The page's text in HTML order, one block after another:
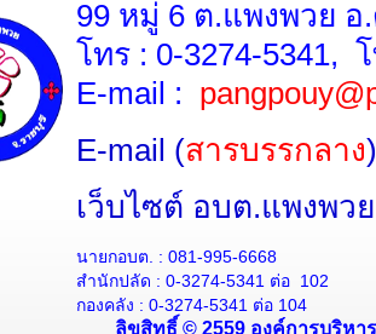
99 หมู่ 6 ต.แพงพวย
โทร : 0-3274-5341,
E-mail :
E-mail (สารบรรกลาง
เว็บไซต์ อบต.แพง
นายกอบต. : 081-995-6668
สำนักปลัด : 0-3274-5341 ต่อ 102
กองคลัง : 0-3274-5341 ต่อ 104
ลิขสิทธิ์ © 2559 องค์การบริหา